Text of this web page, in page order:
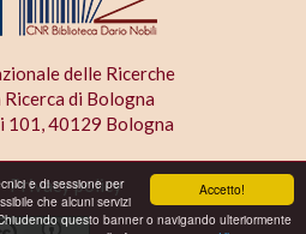
Accetto!
e di sessione per
che alcuni servizi
questo banner o navigando ulteriormente
delle Ricerche
Ricerca di Bologna
101, 40129 Bologna
Privacy policy